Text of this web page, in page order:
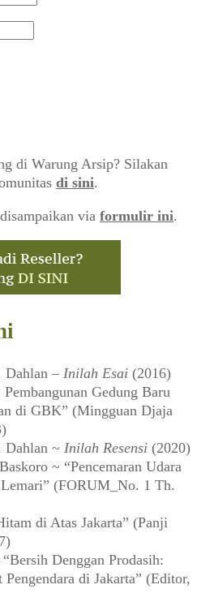
di Warung Arsip? Silakan
di sini.
via formulir ini.
– Inilah Esai (2016)
Gedung Baru
di GBK” (Mingguan Djaja
~ Inilah Resensi (2020)
~ “Pencemaran Udara
(FORUM_No. 1 Th.
di Atas Jakarta” (Panji
Denggan Prodasih:
di Jakarta” (Editor,